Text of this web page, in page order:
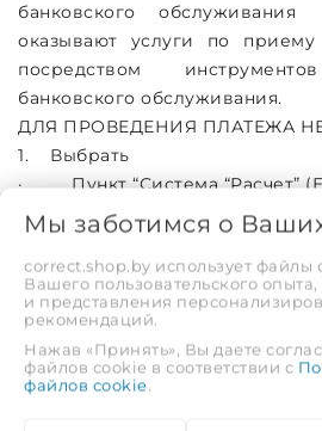
банковского
оказывают услуги по
посредством
банковского обслуживания.
ДЛЯ ПРОВЕДЕНИЯ ПЛАТЕЖА
1. Выбрать
· Пункт “Система “Расчет”
· "Интернет-магазины/
· "Сorrect.shop.by"
2. Для оплаты «Товара» ввести
3. Проверить корректность
4. Совершить платеж.
Мы заботимся о
correct.shop.by использует файлы
Вашего пользовательского опыта,
и представления
рекомендаций.
Нажав «Принять», Вы даете
файлов cookie в соответствии с
файлов cookie.